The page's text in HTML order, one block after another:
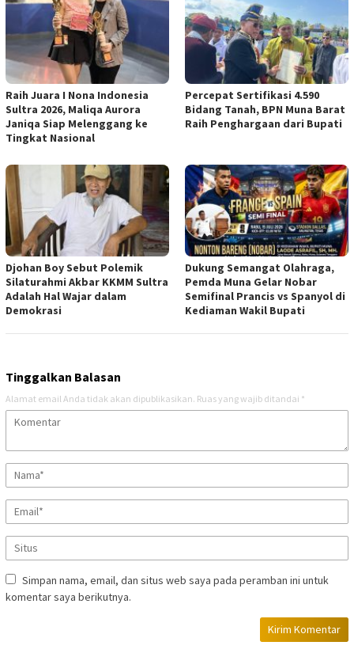
Raih Juara I Nona Indonesia
Sultra 2026, Maliqa Aurora
Janiqa Siap Melenggang ke
Tingkat Nasional
Percepat Sertifikasi 4.590
Bidang Tanah, BPN Muna Barat
Raih Penghargaan dari Bupati
Djohan Boy Sebut Polemik
Silaturahmi Akbar KKMM Sultra
Adalah Hal Wajar dalam
Demokrasi
Dukung Semangat Olahraga,
Pemda Muna Gelar Nobar
Semifinal Prancis vs Spanyol di
Kediaman Wakil Bupati
Tinggalkan Balasan
Alamat email Anda tidak akan dipublikasikan. Ruas yang wajib ditandai *
Simpan nama, email, dan situs web saya pada peramban ini untuk
komentar saya berikutnya.